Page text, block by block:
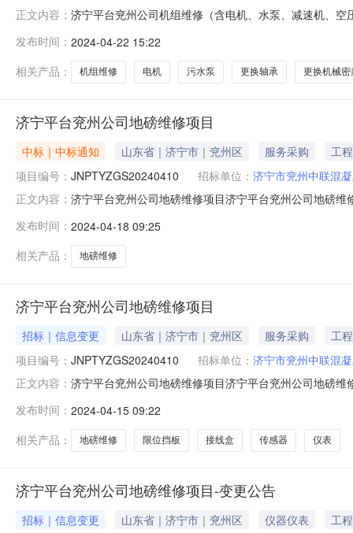
正文内容： 济宁平台兖州公司机组维修（含电机、水泵、减速机、
7.5千瓦台3电机30千瓦台4污水泵7.5千瓦台5修震动电机
发布时间： 2024-04-22 15:22
相关产品：
机组维修 电机 污水泵 更换轴承 更换机械密
济宁平台兖州公司地磅维修项目
中标｜中标通知 山东省｜济宁市｜兖州区 服务采购
工程
项目编号： JNPTYZGS20240410 招标单位： 济宁市兖州中联混
正文内容： 济宁平台兖州公司地磅维修项目济宁平台兖州公司地磅
供相关业绩）3、项目施工完成后需提供当地计量检测部
质量要求及其备注说明
发布时间： 2024-04-18 09:25
相关产品：
地磅维修
济宁平台兖州公司地磅维修项目
招标｜信息变更 山东省｜济宁市｜兖州区 服务采购
工程
项目编号： JNPTYZGS20240410 招标单位： 济宁市兖州中联混
正文内容： 济宁平台兖州公司地磅维修项目济宁平台兖州公司地磅
求提供相关业绩）3、项目施工完成后需提供当地计量检
型号质量要求及
发布时间： 2024-04-15 09:22
相关产品：
地磅维修 限位挡板 接线盒 传感器 仪表
济宁平台兖州公司地磅维修项目-变更公告
招标｜信息变更 山东省｜济宁市｜兖州区 仪器仪表
工程